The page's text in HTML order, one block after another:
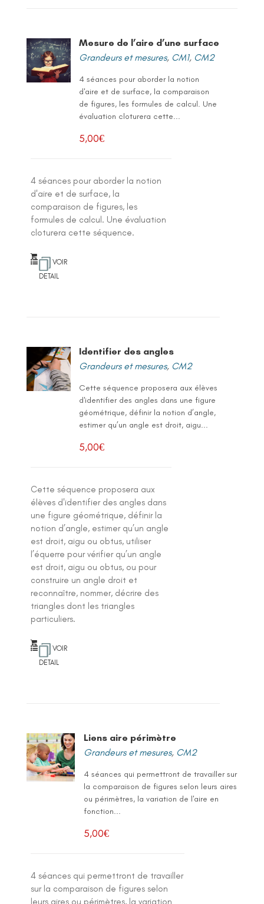
Mesure de l’aire d’une surface
Grandeurs et mesures, CM1, CM2
4 séances pour aborder la notion
d'aire et de surface, la comparaison
de figures, les formules de calcul. Une
évaluation cloturera cette...
5,00€
4 séances pour aborder la notion
d'aire et de surface, la
comparaison de figures, les
formules de calcul. Une évaluation
cloturera cette séquence.
VOIR
DETAIL
Identifier des angles
Grandeurs et mesures, CM2
Cette séquence proposera aux élèves
d'identifier des angles dans une figure
géométrique, définir la notion d’angle,
estimer qu’un angle est droit, aigu...
5,00€
Cette séquence proposera aux
élèves d'identifier des angles dans
une figure géométrique, définir la
notion d’angle, estimer qu’un angle
est droit, aigu ou obtus, utiliser
l’équerre pour vérifier qu’un angle
est droit, aigu ou obtus, ou pour
construire un angle droit et
reconnaître, nommer, décrire des
triangles dont les triangles
particuliers.
VOIR
DETAIL
Liens aire périmètre
Grandeurs et mesures, CM2
4 séances qui permettront de travailler sur
la comparaison de figures selon leurs aires
ou périmètres, la variation de l'aire en
fonction...
5,00€
4 séances qui permettront de travailler
sur la comparaison de figures selon
leurs aires ou périmètres, la variation